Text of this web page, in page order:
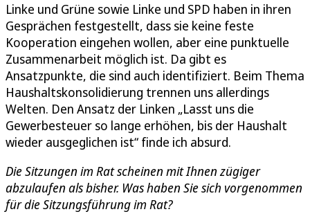
Linke und Grüne sowie Linke und SPD haben in ihren
Gesprächen festgestellt, dass sie keine feste
Kooperation eingehen wollen, aber eine punktuelle
Zusammenarbeit möglich ist. Da gibt es
Ansatzpunkte, die sind auch identifiziert. Beim Thema
Haushaltskonsolidierung trennen uns allerdings
Welten. Den Ansatz der Linken „Lasst uns die
Gewerbesteuer so lange erhöhen, bis der Haushalt
wieder ausgeglichen ist“ finde ich absurd.
Die Sitzungen im Rat scheinen mit Ihnen zügiger
abzulaufen als bisher. Was haben Sie sich vorgenommen
für die Sitzungsführung im Rat?